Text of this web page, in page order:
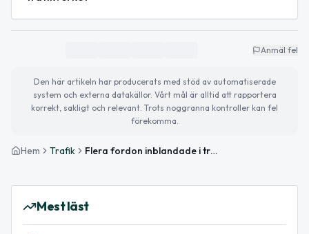
Anmäl fel
Den här artikeln har producerats med stöd av automatiserade
system och externa datakällor. Vårt mål är alltid att rapportera
korrekt, sakligt och relevant. Trots noggranna kontroller kan fel
förekomma.
Hem Trafik Flera fordon inblandade i trafikolycka vid Trafikplats Råby på E22
Mest läst